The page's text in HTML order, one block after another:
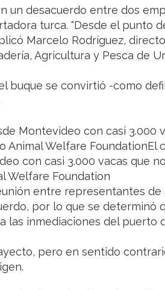
un desacuerdo entre dos
turca. "Desde el punto
Marcelo Rodríguez,
Agricultura y Pesca de
buque se convirtió -como
Montevideo con casi 3.000
Animal Welfare FoundationEl
con casi 3.000 vacas que
Welfare Foundation
entre representantes de
por lo que se determinó
las inmediaciones del puerto
pero en sentido